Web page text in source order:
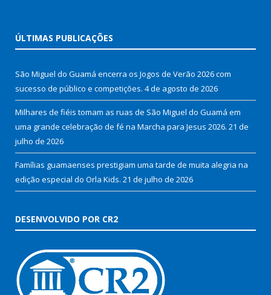
ÚLTIMAS PUBLICAÇÕES
São Miguel do Guamá encerra os Jogos de Verão 2026 com
sucesso de público e competições. 4 de agosto de 2026
Milhares de fiéis tomam as ruas de São Miguel do Guamá em
uma grande celebração de fé na Marcha para Jesus 2026. 21 de
julho de 2026
Famílias guamaenses prestigiam uma tarde de muita alegria na
edição especial do Orla Kids. 21 de julho de 2026
DESENVOLVIDO POR CR2